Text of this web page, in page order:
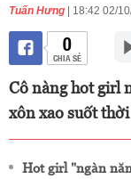
Tuấn Hưng | 18:42 02/
0
CHIA SẺ
Cô nàng hot girl
xôn xao suốt
Hot girl "ngàn